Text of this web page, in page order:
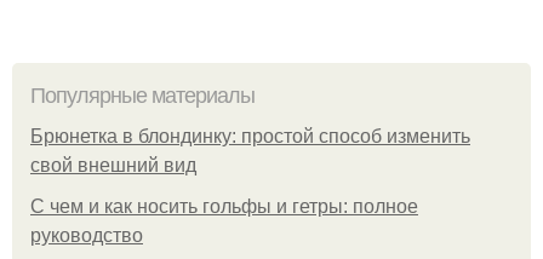
Популярные материалы
Брюнетка в блондинку: простой способ изменить
свой внешний вид
С чем и как носить гольфы и гетры: полное
руководство